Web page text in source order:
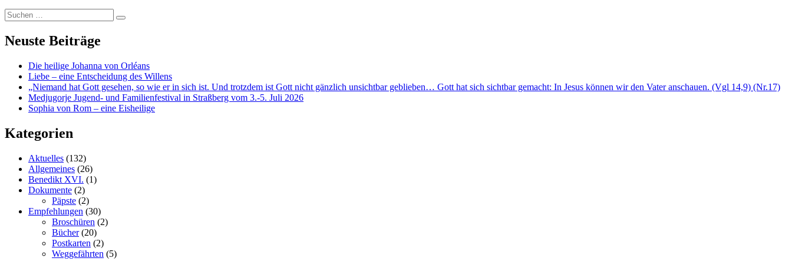
Suchen
…
Neuste Beiträge
Die heilige Johanna von Orléans
Liebe – eine Entscheidung des Willens
„Niemand hat Gott gesehen, so wie er in sich ist. Und trotzdem ist Gott nicht gänzlich unsichtbar geblieben… Gott hat sich sichtbar gemacht: In Jesus können wir den Vater anschauen. (Vgl 14,9) (Nr.17)
Medjugorje Jugend- und Familienfestival in Straßberg vom 3.-5. Juli 2026
Sophia von Rom – eine Eisheilige
Kategorien
Aktuelles (132)
Allgemeines (26)
Benedikt XVI. (1)
Dokumente (2)
Päpste (2)
Empfehlungen (30)
Broschüren (2)
Bücher(20)
Postkarten (2)
Weggefährten (5)